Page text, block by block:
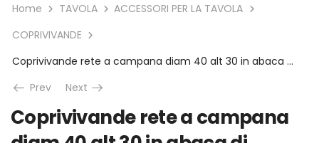
Home TAVOLA
ACCESSORI PER LA TAVOLA
COPRIVIVANDE
Coprivivande rete a campana diam 40 alt 30 in abaca di Fiorirà un Giardino
Prev
Next
Coprivivande rete a campana